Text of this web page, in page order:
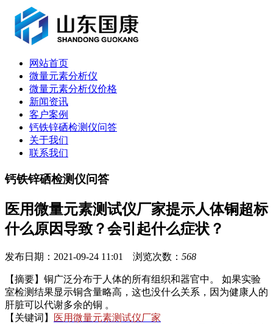
网站首页
微量元素分析仪
微量元素分析仪价格
新闻资讯
客户案例
钙铁锌硒检测仪问答
关于我们
联系我们
钙铁锌硒检测仪问答
医用微量元素测试仪厂家提示人体铜超标
什么原因导致？会引起什么症状？
发布日期：2021-09-24 11:01 浏览次数： 568
【摘要】铜广泛分布于人体的所有组织和器官中。 如果实验
室检测结果显示铜含量略高，这也没什么关系，因为健康人的
肝脏可以代谢多余的铜 。
【关键词】
医用微量元素测试仪厂家